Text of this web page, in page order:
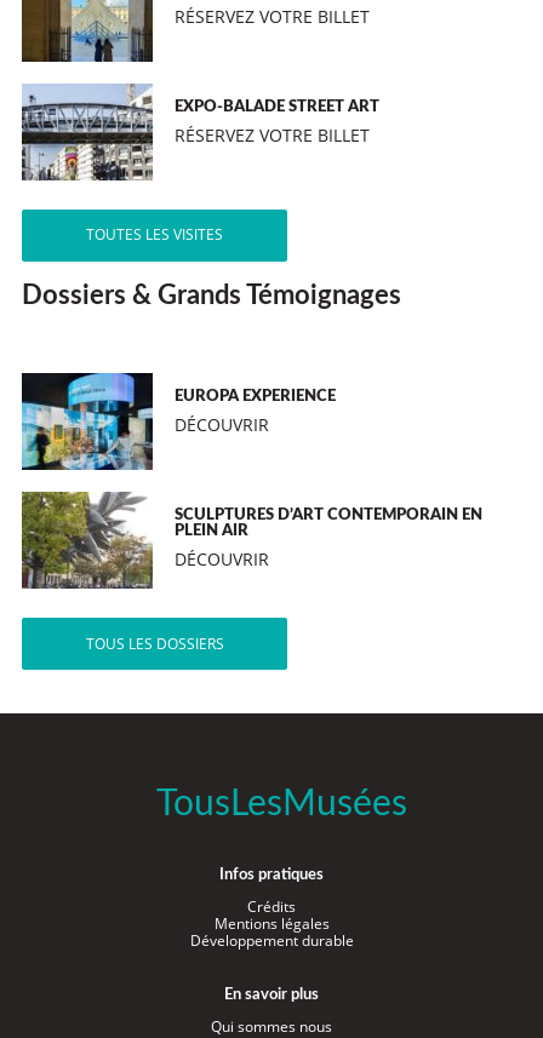
RÉSERVEZ VOTRE BILLET
EXPO-BALADE STREET ART
RÉSERVEZ VOTRE BILLET
TOUTES LES VISITES
Dossiers & Grands Témoignages
EUROPA EXPERIENCE
DÉCOUVRIR
SCULPTURES D’ART CONTEMPORAIN EN
PLEIN AIR
DÉCOUVRIR
TOUS LES DOSSIERS
TousLesMusées
Infos pratiques
Crédits
Mentions légales
Développement durable
En savoir plus
Qui sommes nous